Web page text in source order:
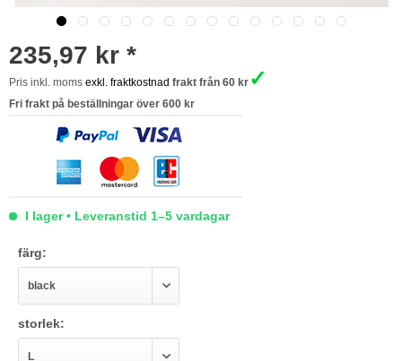
235,97 kr *
Pris inkl. moms exkl. fraktkostnad frakt från 60 kr ✓
Fri frakt på beställningar över 600 kr
I lager • Leveranstid 1–5 vardagar
färg:
storlek: